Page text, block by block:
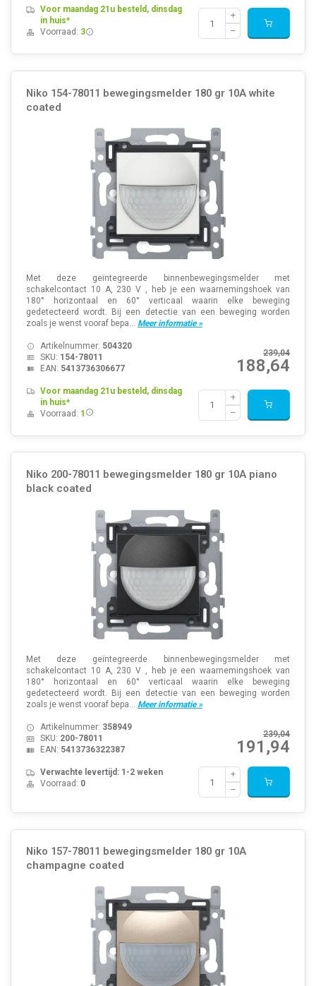
Voor maandag 21u besteld, dinsdag
in huis*
Voorraad: 3
Niko 154-78011 bewegingsmelder 180 gr 10A white
coated
Met deze geïntegreerde binnenbewegingsmelder met
schakelcontact 10 A, 230 V , heb je een waarnemingshoek van
180° horizontaal en 60° verticaal waarin elke beweging
gedetecteerd wordt. Bij een detectie van een beweging worden
zoals je wenst vooraf bepa... Meer informatie »
239,04
188,64
Artikelnummer: 504320
SKU: 154-78011
EAN: 5413736306677
Voor maandag 21u besteld, dinsdag
in huis*
Voorraad: 1
Niko 200-78011 bewegingsmelder 180 gr 10A piano
black coated
Met deze geïntegreerde binnenbewegingsmelder met
schakelcontact 10 A, 230 V , heb je een waarnemingshoek van
180° horizontaal en 60° verticaal waarin elke beweging
gedetecteerd wordt. Bij een detectie van een beweging worden
zoals je wenst vooraf bepa... Meer informatie »
239,04
191,94
Artikelnummer: 358949
SKU: 200-78011
EAN: 5413736322387
Verwachte levertijd: 1-2 weken
Voorraad: 0
Niko 157-78011 bewegingsmelder 180 gr 10A
champagne coated